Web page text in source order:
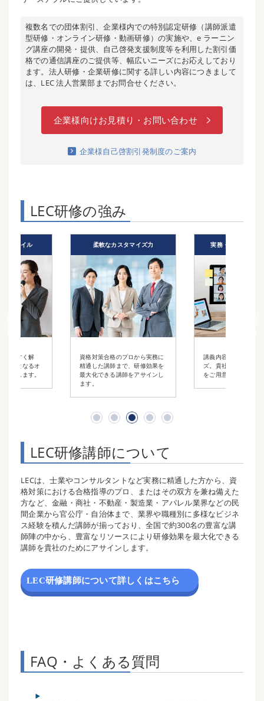
複数名での団体割引、企業様内での特別認定研修（講師派遣
型研修・オンライン研修・動画研修）の実施や、e ラーニン
グ講座の開発・提供、自己啓発支援制度等を利用した割引価
格での通信講座のご提供等、幅広いニーズにお応えしており
ます。法人研修・企業研修に関する詳しい内容につきまして
は、LEC 法人営業部までお問合せください。
企業様向けお見積り・お問い合わせ
企業様自己啓割引発制度のご案内
LEC研修の強み
講スタイル
りやすく解
財産となるオ
供します。
柔軟なカスタマイズ力
資格対策合格のプロから実務に
精通した講師まで、研修効果を
最大化できる講師をアサインし
ます。
実務・講義経験豊
講義内容は柔軟にカ
ズ。貴社だけのオリ
をご用意いたします。
LEC研修講師について
LECは、士業やコンサルタントなど実務に精通した方から、資
格対策における合格指導のプロ、またはその双方を兼ね備えた
方など、金融・商社・不動産・製造業・アパレル業界などの民
間企業から官公庁・自治体まで、業界や職種別に多様なビジネ
ス経験を積んだ講師が揃っており、全国で約300名の豊富な講
師陣の中から、豊富なリソースにより研修効果を最大化できる
講師を貴社のためにアサインします。
LEC研修講師について詳しくはこちら
FAQ・よくある質問